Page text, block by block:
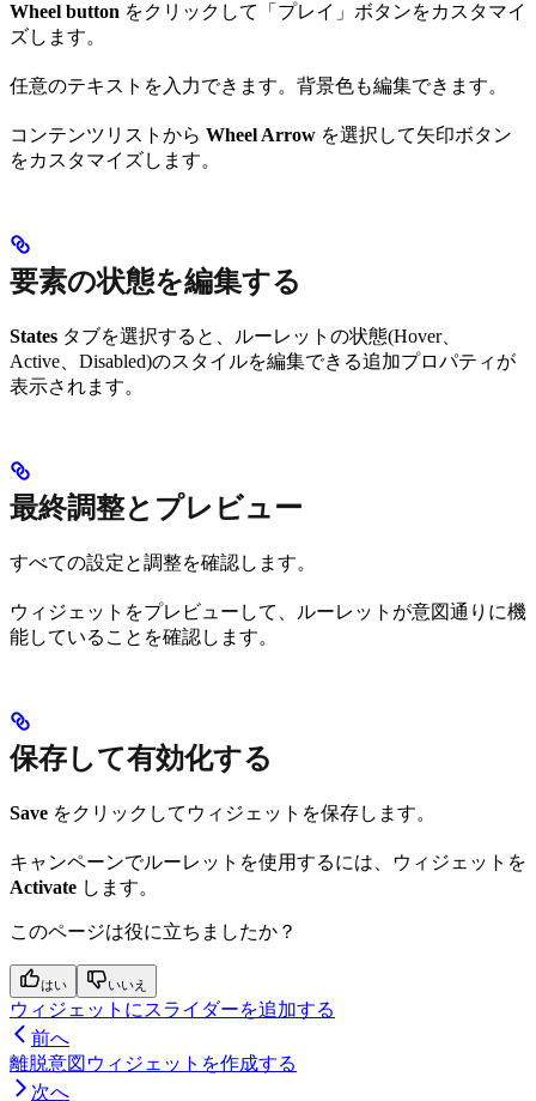
Wheel button をクリックして「プレイ」ボタンをカスタマイ
ズします。
任意のテキストを入力できます。背景色も編集できます。
コンテンツリストから Wheel Arrow を選択して矢印ボタン
をカスタマイズします。
要素の状態を編集する
States タブを選択すると、ルーレットの状態(Hover、
Active、Disabled)のスタイルを編集できる追加プロパティが
表示されます。
最終調整とプレビュー
すべての設定と調整を確認します。
ウィジェットをプレビューして、ルーレットが意図通りに機
能していることを確認します。
保存して有効化する
Save をクリックしてウィジェットを保存します。
キャンペーンでルーレットを使用するには、ウィジェットを
Activate します。
このページは役に立ちましたか？
はい いいえ
ウィジェットにスライダーを追加する
前へ
離脱意図ウィジェットを作成する
次へ